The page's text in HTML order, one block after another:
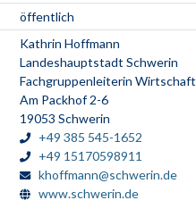
öffentlich
Kathrin Hoffmann
Landeshauptstadt Schwerin
Fachgruppenleiterin Wirtschaft
Am Packhof 2-6
19053 Schwerin
+49 385 545-1652
+49 15170598911
khoffmann@schwerin.de
www.schwerin.de